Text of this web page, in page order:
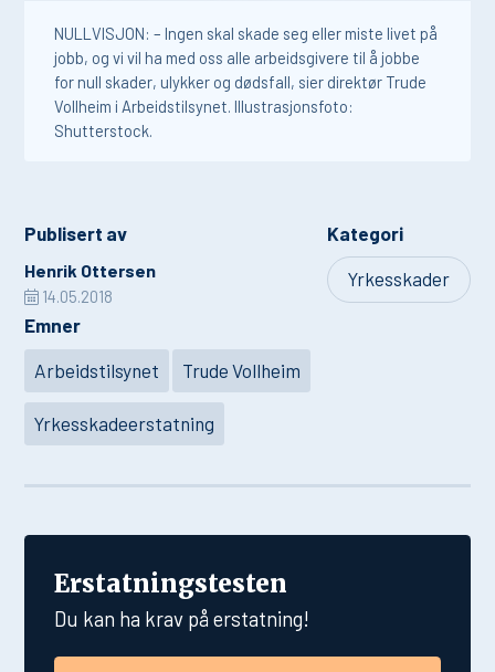
NULLVISJON: – Ingen skal skade seg eller miste livet på
jobb, og vi vil ha med oss alle arbeidsgivere til å jobbe
for null skader, ulykker og dødsfall, sier direktør Trude
Vollheim i Arbeidstilsynet. Illustrasjonsfoto:
Shutterstock.
Publisert av
Henrik Ottersen
14.05.2018
Kategori
Yrkesskader
Emner
Arbeidstilsynet Trude Vollheim
Yrkesskadeerstatning
Erstatningstesten
Du kan ha krav på erstatning!